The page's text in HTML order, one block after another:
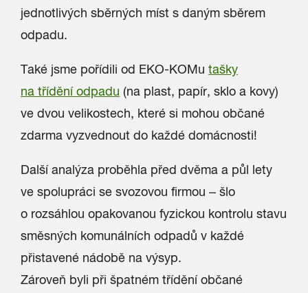
jednotlivých sběrných míst s daným sběrem
odpadu.
Také jsme pořídili od EKO-KOMu tašky
na třídění odpadu (na plast, papír, sklo a kovy)
ve dvou velikostech, které si mohou občané
zdarma vyzvednout do každé domácnosti!
Další analýza proběhla před dvěma a půl lety
ve spolupráci se svozovou firmou – šlo
o rozsáhlou opakovanou fyzickou kontrolu stavu
směsných komunálních odpadů v každé
přistavené nádobě na výsyp.
Zároveň byli při špatném třídění občané